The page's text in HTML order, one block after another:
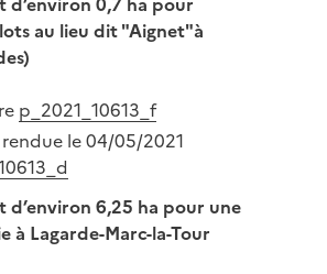
au lieu dit "Aignet"à
p_2021_10613_f
le 04/05/2021
6,25 ha pour une
à Lagarde-Marc-la-Tour